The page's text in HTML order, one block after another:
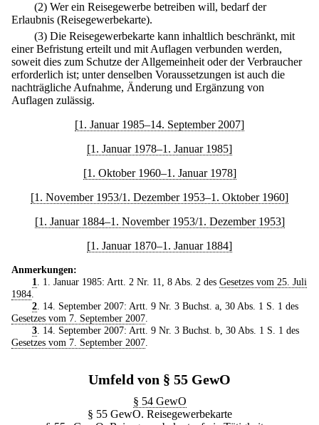
(2) Wer ein Reisegewerbe betreiben will, bedarf der
Erlaubnis (Reisegewerbekarte).
(3) Die Reisegewerbekarte kann inhaltlich beschränkt, mit
einer Befristung erteilt und mit Auflagen verbunden werden,
soweit dies zum Schutze der Allgemeinheit oder der Verbraucher
erforderlich ist; unter denselben Voraussetzungen ist auch die
nachträgliche Aufnahme, Änderung und Ergänzung von
Auflagen zulässig.
[1. Januar 1985–14. September 2007]
[1. Januar 1978–1. Januar 1985]
[1. Oktober 1960–1. Januar 1978]
[1. November 1953/1. Dezember 1953–1. Oktober 1960]
[1. Januar 1884–1. November 1953/1. Dezember 1953]
[1. Januar 1870–1. Januar 1884]
Anmerkungen:
1. 1. Januar 1985: Artt. 2 Nr. 11, 8 Abs. 2 des Gesetzes vom 25. Juli
1984.
2. 14. September 2007: Artt. 9 Nr. 3 Buchst. a, 30 Abs. 1 S. 1 des
Gesetzes vom 7. September 2007.
3. 14. September 2007: Artt. 9 Nr. 3 Buchst. b, 30 Abs. 1 S. 1 des
Gesetzes vom 7. September 2007.
Umfeld von § 55 GewO
§ 54 GewO
§ 55 GewO. Reisegewerbekarte